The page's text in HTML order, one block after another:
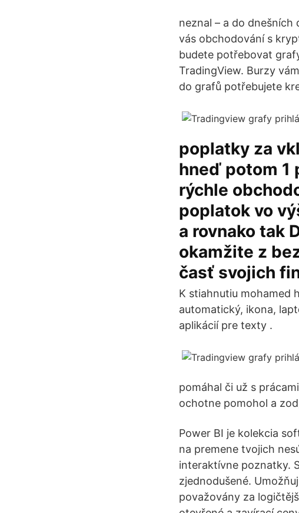
neznal – a do dnešních
vás obchodování s
budete potřebovat
TradingView. Burzy
do grafů potřebujete
poplatky za
hneď potom 1
rýchle
poplatok vo
a rovnako tak
okamžite z
časť svojich
K stiahnutiu mohamed
automatický, ikona,
aplikácií pre texty .
pomáhal či už s
ochotne pomohol a
Power BI je kolekcia
na premene tvojich
interaktívne poznatky.
zjednodušené.
považovány za